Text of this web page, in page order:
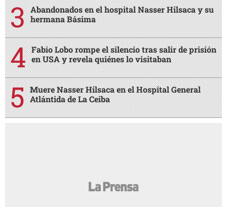
Abandonados en el hospital Nasser Hilsaca y su
hermana Básima
Fabio Lobo rompe el silencio tras salir de prisión
en USA y revela quiénes lo visitaban
Muere Nasser Hilsaca en el Hospital General
Atlántida de La Ceiba